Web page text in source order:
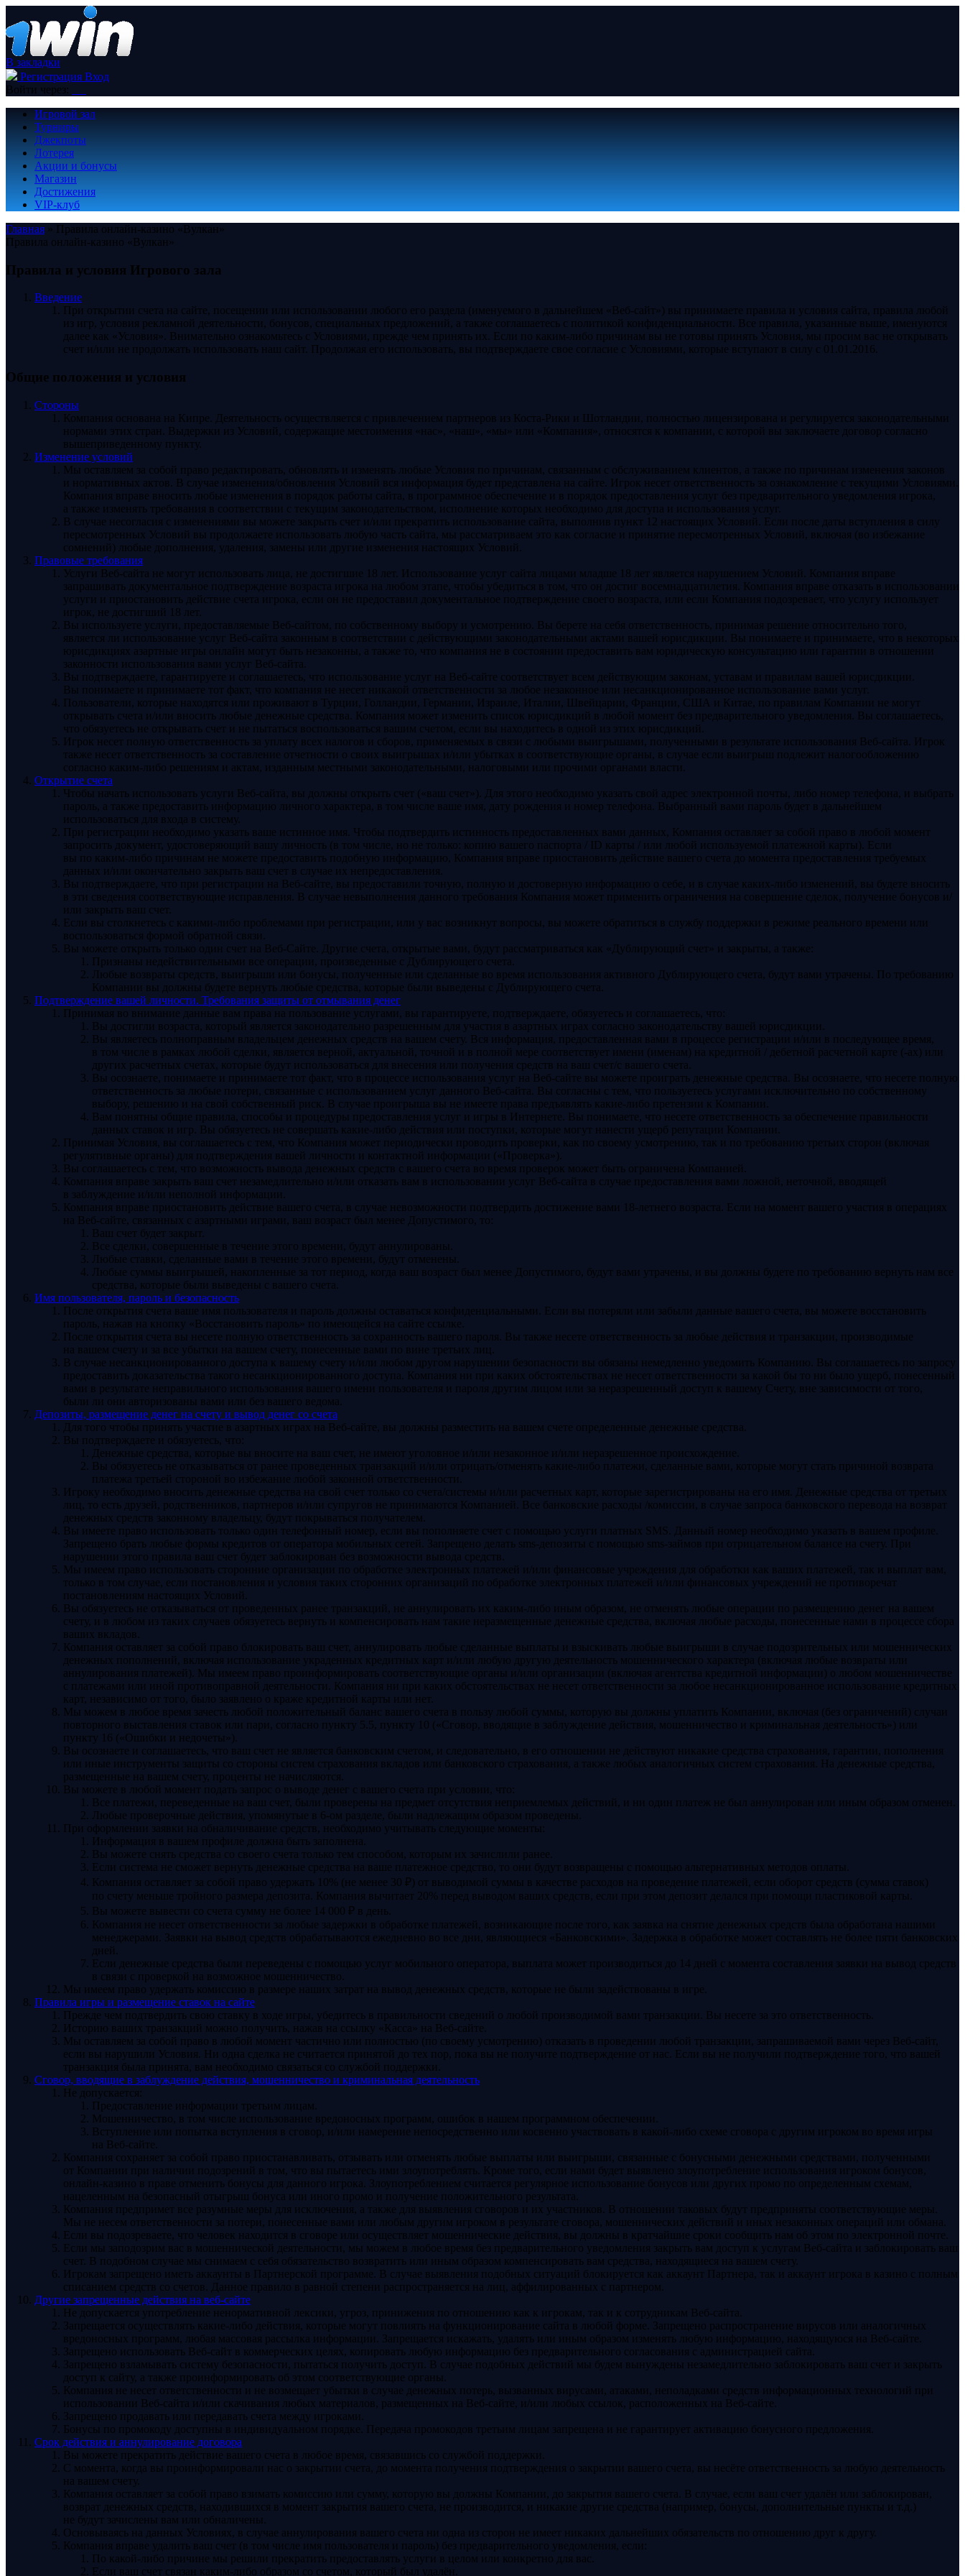
В закладки
Регистрация Вход
Войти через:
Игровой зал
Турниры
Джекпоты
Лотерея
Акции и бонусы
Магазин
Достижения
VIP-клуб
Главная » Правила онлайн-казино «Вулкан»
Правила онлайн-казино «Вулкан»
Правила и условия Игрового зала
Введение
При открытии счета на сайте, посещении или использовании любого его раздела (именуемого в дальнейшем «Веб-сайт») вы принимаете правила и условия сайта, правила любой
из игр, условия рекламной деятельности, бонусов, специальных предложений, а также соглашаетесь с политикой конфиденциальности. Все правила, указанные выше, именуются
далее как «Условия». Внимательно ознакомьтесь с Условиями, прежде чем принять их. Если по каким-либо причинам вы не готовы принять Условия, мы просим вас не открывать
счет и/или не продолжать использовать наш сайт. Продолжая его использовать, вы подтверждаете свое согласие с Условиями, которые вступают в силу с 01.01.2016.
Общие положения и условия
Стороны
Компания основана на Кипре. Деятельность осуществляется с привлечением партнеров из Коста-Рики и Шотландии, полностью лицензирована и регулируется законодательными
нормами этих стран. Выдержки из Условий, содержащие местоимения «нас», «наш», «мы» или «Компания», относятся к компании, с которой вы заключаете договор согласно
вышеприведенному пункту.
Изменение условий
Мы оставляем за собой право редактировать, обновлять и изменять любые Условия по причинам, связанным с обслуживанием клиентов, а также по причинам изменения законов
и нормативных актов. В случае изменения/обновления Условий вся информация будет представлена на сайте. Игрок несет ответственность за ознакомление с текущими Условиями.
Компания вправе вносить любые изменения в порядок работы сайта, в программное обеспечение и в порядок предоставления услуг без предварительного уведомления игрока,
а также изменять требования в соответствии с текущим законодательством, исполнение которых необходимо для доступа и использования услуг.
В случае несогласия с изменениями вы можете закрыть счет и/или прекратить использование сайта, выполнив пункт 12 настоящих Условий. Если после даты вступления в силу
пересмотренных Условий вы продолжаете использовать любую часть сайта, мы рассматриваем это как согласие и принятие пересмотренных Условий, включая (во избежание
сомнений) любые дополнения, удаления, замены или другие изменения настоящих Условий.
Правовые требования
Услуги Веб-сайта не могут использовать лица, не достигшие 18 лет. Использование услуг сайта лицами младше 18 лет является нарушением Условий. Компания вправе
запрашивать документальное подтверждение возраста игрока на любом этапе, чтобы убедиться в том, что он достиг восемнадцатилетия. Компания вправе отказать в использовании
услуги и приостановить действие счета игрока, если он не предоставил документальное подтверждение своего возраста, или если Компания подозревает, что услугу использует
игрок, не достигший 18 лет.
Вы используете услуги, предоставляемые Веб-сайтом, по собственному выбору и усмотрению. Вы берете на себя ответственность, принимая решение относительно того,
является ли использование услуг Веб-сайта законным в соответствии с действующими законодательными актами вашей юрисдикции. Вы понимаете и принимаете, что в некоторых
юрисдикциях азартные игры онлайн могут быть незаконны, а также то, что компания не в состоянии предоставить вам юридическую консультацию или гарантии в отношении
законности использования вами услуг Веб-сайта.
Вы подтверждаете, гарантируете и соглашаетесь, что использование услуг на Веб-сайте соответствует всем действующим законам, уставам и правилам вашей юрисдикции.
Вы понимаете и принимаете тот факт, что компания не несет никакой ответственности за любое незаконное или несанкционированное использование вами услуг.
Пользователи, которые находятся или проживают в Турции, Голландии, Германии, Израиле, Италии, Швейцарии, Франции, США и Китае, по правилам Компании не могут
открывать счета и/или вносить любые денежные средства. Компания может изменить список юрисдикций в любой момент без предварительного уведомления. Вы соглашаетесь,
что обязуетесь не открывать счет и не пытаться воспользоваться вашим счетом, если вы находитесь в одной из этих юрисдикций.
Игрок несет полную ответственность за уплату всех налогов и сборов, применяемых в связи с любыми выигрышами, полученными в результате использования Веб-сайта. Игрок
также несет ответственность за составление отчетности о своих выигрышах и/или убытках в соответствующие органы, в случае если выигрыш подлежит налогообложению
согласно каким-либо решениям и актам, изданным местными законодательными, налоговыми или прочими органами власти.
Открытие счета
Чтобы начать использовать услуги Веб-сайта, вы должны открыть счет («ваш счет»). Для этого необходимо указать свой адрес электронной почты, либо номер телефона, и выбрать
пароль, а также предоставить информацию личного характера, в том числе ваше имя, дату рождения и номер телефона. Выбранный вами пароль будет в дальнейшем
использоваться для входа в систему.
При регистрации необходимо указать ваше истинное имя. Чтобы подтвердить истинность предоставленных вами данных, Компания оставляет за собой право в любой момент
запросить документ, удостоверяющий вашу личность (в том числе, но не только: копию вашего паспорта / ID карты / или любой используемой платежной карты). Если
вы по каким-либо причинам не можете предоставить подобную информацию, Компания вправе приостановить действие вашего счета до момента предоставления требуемых
данных и/или окончательно закрыть ваш счет в случае их непредоставления.
Вы подтверждаете, что при регистрации на Веб-сайте, вы предоставили точную, полную и достоверную информацию о себе, и в случае каких-либо изменений, вы будете вносить
в эти сведения соответствующие исправления. В случае невыполнения данного требования Компания может применить ограничения на совершение сделок, получение бонусов и/
или закрыть ваш счет.
Если вы столкнетесь с какими-либо проблемами при регистрации, или у вас возникнут вопросы, вы можете обратиться в службу поддержки в режиме реального времени или
воспользоваться формой обратной связи.
Вы можете открыть только один счет на Веб-Сайте. Другие счета, открытые вами, будут рассматриваться как «Дублирующий счет» и закрыты, а также:
Признаны недействительными все операции, произведенные с Дублирующего счета.
Любые возвраты средств, выигрыши или бонусы, полученные или сделанные во время использования активного Дублирующего счета, будут вами утрачены. По требованию
Компании вы должны будете вернуть любые средства, которые были выведены с Дублирующего счета.
Подтверждение вашей личности. Требования защиты от отмывания денег
Принимая во внимание данные вам права на пользование услугами, вы гарантируете, подтверждаете, обязуетесь и соглашаетесь, что:
Вы достигли возраста, который является законодательно разрешенным для участия в азартных играх согласно законодательству вашей юрисдикции.
Вы являетесь полноправным владельцем денежных средств на вашем счету. Вся информация, предоставленная вами в процессе регистрации и/или в последующее время,
в том числе в рамках любой сделки, является верной, актуальной, точной и в полной мере соответствует имени (именам) на кредитной / дебетной расчетной карте (-ах) или
других расчетных счетах, которые будут использоваться для внесения или получения средств на ваш счет/c вашего счета.
Вы осознаете, понимаете и принимаете тот факт, что в процессе использования услуг на Веб-сайте вы можете проиграть денежные средства. Вы осознаете, что несете полную
ответственность за любые потери, связанные с использованием услуг данного Веб-сайта. Вы согласны с тем, что пользуетесь услугами исключительно по собственному
выбору, решению и на свой собственный риск. В случае проигрыша вы не имеете права предъявлять какие-либо претензии к Компании.
Вам понятны общие правила, способы и процедуры предоставления услуг и игры в Интернете. Вы понимаете, что несете ответственность за обеспечение правильности
данных ставок и игр. Вы обязуетесь не совершать какие-либо действия или поступки, которые могут нанести ущерб репутации Компании.
Принимая Условия, вы соглашаетесь с тем, что Компания может периодически проводить проверки, как по своему усмотрению, так и по требованию третьих сторон (включая
регулятивные органы) для подтверждения вашей личности и контактной информации («Проверка»).
Вы соглашаетесь с тем, что возможность вывода денежных средств с вашего счета во время проверок может быть ограничена Компанией.
Компания вправе закрыть ваш счет незамедлительно и/или отказать вам в использовании услуг Веб-сайта в случае предоставления вами ложной, неточной, вводящей
в заблуждение и/или неполной информации.
Компания вправе приостановить действие вашего счета, в случае невозможности подтвердить достижение вами 18-летнего возраста. Если на момент вашего участия в операциях
на Веб-сайте, связанных с азартными играми, ваш возраст был менее Допустимого, то:
Ваш счет будет закрыт.
Все сделки, совершенные в течение этого времени, будут аннулированы.
Любые ставки, сделанные вами в течение этого времени, будут отменены.
Любые суммы выигрышей, накопленные за тот период, когда ваш возраст был менее Допустимого, будут вами утрачены, и вы должны будете по требованию вернуть нам все
средства, которые были выведены с вашего счета.
Имя пользователя, пароль и безопасность
После открытия счета ваше имя пользователя и пароль должны оставаться конфиденциальными. Если вы потеряли или забыли данные вашего счета, вы можете восстановить
пароль, нажав на кнопку «Восстановить пароль» по имеющейся на сайте ссылке.
После открытия счета вы несете полную ответственность за сохранность вашего пароля. Вы также несете ответственность за любые действия и транзакции, производимые
на вашем счету и за все убытки на вашем счету, понесенные вами по вине третьих лиц.
В случае несанкционированного доступа к вашему счету и/или любом другом нарушении безопасности вы обязаны немедленно уведомить Компанию. Вы соглашаетесь по запросу
предоставить доказательства такого несанкционированного доступа. Компания ни при каких обстоятельствах не несет ответственности за какой бы то ни было ущерб, понесенный
вами в результате неправильного использования вашего имени пользователя и пароля другим лицом или за неразрешенный доступ к вашему Счету, вне зависимости от того,
были ли они авторизованы вами или без вашего ведома.
Депозиты, размещение денег на счету и вывод денег со счета
Для того чтобы принять участие в азартных играх на Веб-сайте, вы должны разместить на вашем счете определенные денежные средства.
Вы подтверждаете и обязуетесь, что:
Денежные средства, которые вы вносите на ваш счет, не имеют уголовное и/или незаконное и/или неразрешенное происхождение.
Вы обязуетесь не отказываться от ранее проведенных транзакций и/или отрицать/отменять какие-либо платежи, сделанные вами, которые могут стать причиной возврата
платежа третьей стороной во избежание любой законной ответственности.
Игроку необходимо вносить денежные средства на свой счет только со счета/системы и/или расчетных карт, которые зарегистрированы на его имя. Денежные средства от третьих
лиц, то есть друзей, родственников, партнеров и/или супругов не принимаются Компанией. Все банковские расходы /комиссии, в случае запроса банковского перевода на возврат
денежных средств законному владельцу, будут покрываться получателем.
Вы имеете право использовать только один телефонный номер, если вы пополняете счет с помощью услуги платных SMS. Данный номер необходимо указать в вашем профиле.
Запрещено брать любые формы кредитов от оператора мобильных сетей. Запрещено делать sms-депозиты с помощью sms-займов при отрицательном балансе на счету. При
нарушении этого правила ваш счет будет заблокирован без возможности вывода средств.
Мы имеем право использовать сторонние организации по обработке электронных платежей и/или финансовые учреждения для обработки как ваших платежей, так и выплат вам,
только в том случае, если постановления и условия таких сторонних организаций по обработке электронных платежей и/или финансовых учреждений не противоречат
постановлениям настоящих Условий.
Вы обязуетесь не отказываться от проведенных ранее транзакций, не аннулировать их каким-либо иным образом, не отменять любые операции по размещению денег на вашем
счету, и в любом из таких случаев обязуетесь вернуть и компенсировать нам такие неразмещенные денежные средства, включая любые расходы, понесенные нами в процессе сбора
ваших вкладов.
Компания оставляет за собой право блокировать ваш счет, аннулировать любые сделанные выплаты и взыскивать любые выигрыши в случае подозрительных или мошеннических
денежных пополнений, включая использование украденных кредитных карт и/или любую другую деятельность мошеннического характера (включая любые возвраты или
аннулирования платежей). Мы имеем право проинформировать соответствующие органы и/или организации (включая агентства кредитной информации) о любом мошенничестве
с платежами или иной противоправной деятельности. Компания ни при каких обстоятельствах не несет ответственности за любое несанкционированное использование кредитных
карт, независимо от того, было заявлено о краже кредитной карты или нет.
Мы можем в любое время зачесть любой положительный баланс вашего счета в пользу любой суммы, которую вы должны уплатить Компании, включая (без ограничений) случаи
повторного выставления ставок или пари, согласно пункту 5.5, пункту 10 («Сговор, вводящие в заблуждение действия, мошенничество и криминальная деятельность») или
пункту 16 («Ошибки и недочеты»).
Вы осознаете и соглашаетесь, что ваш счет не является банковским счетом, и следовательно, в его отношении не действуют никакие средства страхования, гарантии, пополнения
или иные инструменты защиты со стороны систем страхования вкладов или банковского страхования, а также любых аналогичных систем страхования. На денежные средства,
размещенные на вашем счету, проценты не начисляются.
Вы можете в любой момент подать запрос о выводе денег с вашего счета при условии, что:
Все платежи, переведенные на ваш счет, были проверены на предмет отсутствия неприемлемых действий, и ни один платеж не был аннулирован или иным образом отменен.
Любые проверочные действия, упомянутые в 6-ом разделе, были надлежащим образом проведены.
При оформлении заявки на обналичивание средств, необходимо учитывать следующие моменты:
Информация в вашем профиле должна быть заполнена.
Вы можете снять средства со своего счета только тем способом, которым их зачислили ранее.
Если система не сможет вернуть денежные средства на ваше платежное средство, то они будут возвращены с помощью альтернативных методов оплаты.
Компания оставляет за собой право удержать 10% (не менее 30 ₽) от выводимой суммы в качестве расходов на проведение платежей, если оборот средств (сумма ставок)
по счету меньше тройного размера депозита. Компания вычитает 20% перед выводом ваших средств, если при этом депозит делался при помощи пластиковой карты.
Вы можете вывести со счета сумму не более 14 000 ₽ в день.
Компания не несет ответственности за любые задержки в обработке платежей, возникающие после того, как заявка на снятие денежных средств была обработана нашими
менеджерами. Заявки на вывод средств обрабатываются ежедневно во все дни, являющиеся «Банковскими». Задержка в обработке может составлять не более пяти банковских
дней.
Если денежные средства были переведены с помощью услуг мобильного оператора, выплата может производиться до 14 дней с момента составления заявки на вывод средств
в связи с проверкой на возможное мошенничество.
Мы имеем право удержать комиссию в размере наших затрат на вывод денежных средств, которые не были задействованы в игре.
Правила игры и размещение ставок на сайте
Прежде чем подтвердить свою ставку в ходе игры, убедитесь в правильности сведений о любой производимой вами транзакции. Вы несете за это ответственность.
Историю ваших транзакций можно получить, нажав на ссылку «Касса» на Веб-сайте.
Мы оставляем за собой право в любой момент частично или полностью (по своему усмотрению) отказать в проведении любой транзакции, запрашиваемой вами через Веб-сайт,
если вы нарушили Условия. Ни одна сделка не считается принятой до тех пор, пока вы не получите подтверждение от нас. Если вы не получили подтверждение того, что вашей
транзакция была принята, вам необходимо связаться со службой поддержки.
Сговор, вводящие в заблуждение действия, мошенничество и криминальная деятельность
Не допускается:
Предоставление информации третьим лицам.
Мошенничество, в том числе использование вредоносных программ, ошибок в нашем программном обеспечении.
Вступление или попытка вступления в сговор, и/или намерение непосредственно или косвенно участвовать в какой-либо схеме сговора с другим игроком во время игры
на Веб-сайте.
Компания сохраняет за собой право приостанавливать, отзывать или отменять любые выплаты или выигрыши, связанные с бонусными денежными средствами, полученными
от Компании при наличии подозрений в том, что вы пытаетесь ими злоупотреблять. Кроме того, если нами будет выявлено злоупотребление использования игроком бонусов,
онлайн-казино в праве отменить бонусы для данного игрока. Злоупотреблением считается регулярное использование бонусов или других промо по определенным схемам,
нацеленным на безопасный отыгрыш бонуса или иного промо и получение положительного результата.
Компания предпримет все разумные меры для исключения, а также для выявления сговоров и их участников. В отношении таковых будут предприняты соответствующие меры.
Мы не несем ответственности за потери, понесенные вами или любым другим игроком в результате сговора, мошеннических действий и иных незаконных операций или обмана.
Если вы подозреваете, что человек находится в сговоре или осуществляет мошеннические действия, вы должны в кратчайшие сроки сообщить нам об этом по электронной почте.
Если мы заподозрим вас в мошеннической деятельности, мы можем в любое время без предварительного уведомления закрыть вам доступ к услугам Веб-сайта и заблокировать ваш
счет. В подобном случае мы снимаем с себя обязательство возвратить или иным образом компенсировать вам средства, находящиеся на вашем счету.
Игрокам запрещено иметь аккаунты в Партнерской программе. В случае выявления подобных ситуаций блокируется как аккаунт Партнера, так и аккаунт игрока в казино с полным
списанием средств со счетов. Данное правило в равной степени распространяется на лиц, аффилированных с партнером.
Другие запрещенные действия на веб-сайте
Не допускается употребление ненормативной лексики, угроз, принижения по отношению как к игрокам, так и к сотрудникам Веб-сайта.
Запрещается осуществлять какие-либо действия, которые могут повлиять на функционирование сайта в любой форме. Запрещено распространение вирусов или аналогичных
вредоносных программ, любая массовая рассылка информации. Запрещается искажать, удалять или иным образом изменять любую информацию, находящуюся на Веб-сайте.
Запрещено использовать Веб-сайт в коммерческих целях, копировать любую информацию без предварительного согласования с администрацией сайта.
Запрещено взламывать систему безопасности, пытаться получить доступ. В случае подобных действий мы будем вынуждены незамедлительно заблокировать ваш счет и закрыть
доступ к сайту, а также проинформировать об этом соответствующие органы.
Компания не несет ответственности и не возмещает убытки в случае денежных потерь, вызванных вирусами, атаками, неполадками средств информационных технологий при
использовании Веб-сайта и/или скачивания любых материалов, размещенных на Веб-сайте, и/или любых ссылок, расположенных на Веб-сайте.
Запрещено продавать или передавать счета между игроками.
Бонусы по промокоду доступны в индивидуальном порядке. Передача промокодов третьим лицам запрещена и не гарантирует активацию бонусного предложения.
Срок действия и аннулирование договора
Вы можете прекратить действие вашего счета в любое время, связавшись со службой поддержки.
С момента, когда вы проинформировали нас о закрытии счета, до момента получения подтверждения о закрытии вашего счета, вы несёте ответственность за любую деятельность
на вашем счету.
Компания оставляет за собой право взимать комиссию или сумму, которую вы должны Компании, до закрытия вашего счета. В случае, если ваш счет удалён или заблокирован,
возврат денежных средств, находившихся в момент закрытия вашего счета, не производится, и никакие другие средства (например, бонусы, дополнительные пункты и т.д.)
не будут зачислены вам или обналичены.
Основываясь на данных Условиях, в случае аннулирования вашего счета ни одна из сторон не имеет никаких дальнейших обязательств по отношению друг к другу.
Компания вправе удалить ваш счет (в том числе имя пользователя и пароль) без предварительного уведомления, если:
По какой-либо причине мы решили прекратить предоставлять услуги в целом или конкретно для вас.
Если ваш счет связан каким-либо образом со счетом, который был удалён.